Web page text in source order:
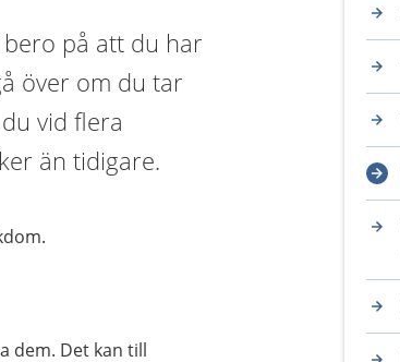
på att du har
över om du tar
vid flera
än tidigare.
dem. Det kan till